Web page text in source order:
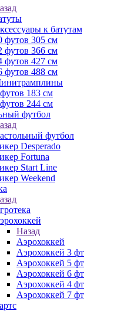
к батутам
футов 305 см
футов 366 см
футов 427 см
футов 488 см
183 см
244 см
футбол
футбол
Desperado
Fortuna
Start Line
Weekend
Назад
Аэрохоккей
Аэрохоккей 3 фт
Аэрохоккей 5 фт
Аэрохоккей 6 фт
Аэрохоккей 4 фт
Аэрохоккей 7 фт